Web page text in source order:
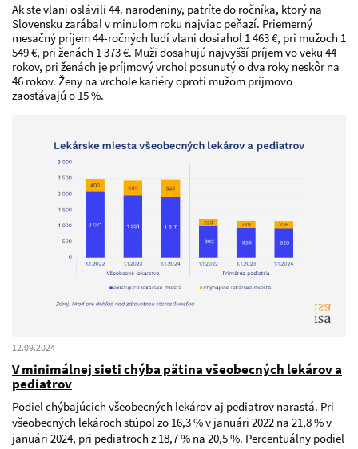
Ak ste vlani oslávili 44. narodeniny, patríte do ročníka, ktorý na
Slovensku zarábal v minulom roku najviac peňazí. Priemerný
mesačný príjem 44-ročných ľudí vlani dosiahol 1 463 €, pri mužoch 1
549 €, pri ženách 1 373 €. Muži dosahujú najvyšší príjem vo veku 44
rokov, pri ženách je príjmový vrchol posunutý o dva roky neskôr na
46 rokov. Ženy na vrchole kariéry oproti mužom príjmovo
zaostávajú o 15 %.
12.09.2024
V minimálnej sieti chýba pätina všeobecných lekárov a
pediatrov
Podiel chýbajúcich všeobecných lekárov aj pediatrov narastá. Pri
všeobecných lekároch stúpol zo 16,3 % v januári 2022 na 21,8 % v
januári 2024, pri pediatroch z 18,7 % na 20,5 %. Percentuálny podiel